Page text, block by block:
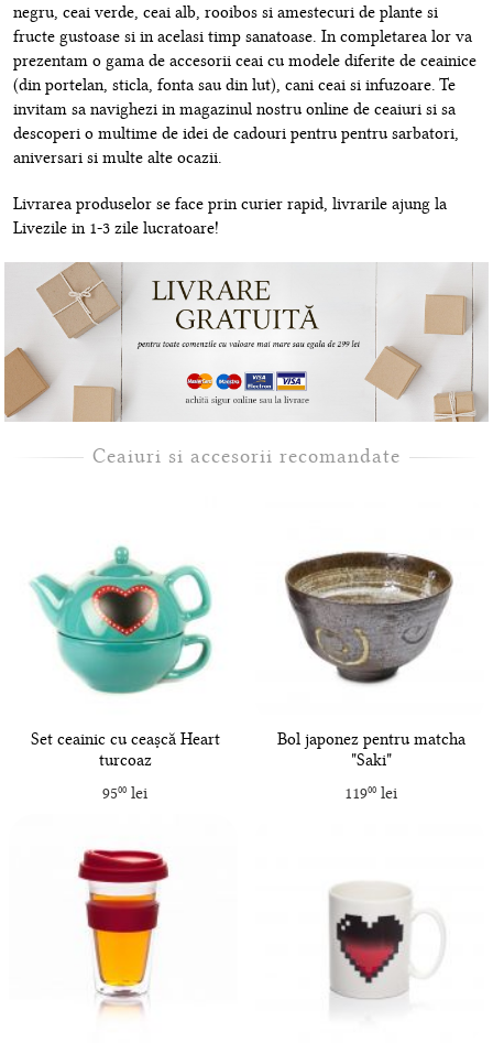
negru, ceai verde, ceai alb, rooibos si amestecuri de plante si
fructe gustoase si in acelasi timp sanatoase. In completarea lor va
prezentam o gama de accesorii ceai cu modele diferite de ceainice
(din portelan, sticla, fonta sau din lut), cani ceai si infuzoare. Te
invitam sa navighezi in magazinul nostru online de ceaiuri si sa
descoperi o multime de idei de cadouri pentru pentru sarbatori,
aniversari si multe alte ocazii.
Livrarea produselor se face prin curier rapid, livrarile ajung la
Livezile in 1-3 zile lucratoare!
Ceaiuri si accesorii recomandate
Set ceainic cu ceașcă Heart
turcoaz
9500lei
Bol japonez pentru matcha
"Saki"
11900 lei